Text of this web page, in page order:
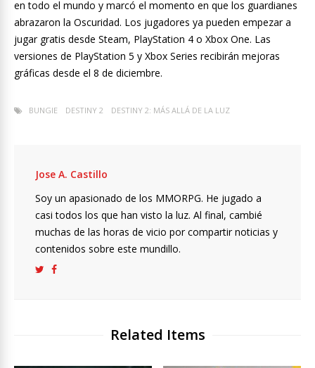
en todo el mundo y marcó el momento en que los guardianes
abrazaron la Oscuridad. Los jugadores ya pueden empezar a
jugar gratis desde Steam, PlayStation 4 o Xbox One. Las
versiones de PlayStation 5 y Xbox Series recibirán mejoras
gráficas desde el 8 de diciembre.
BUNGIE DESTINY 2 DESTINY 2: MÁS ALLÁ DE LA LUZ
Jose A. Castillo
Soy un apasionado de los MMORPG. He jugado a
casi todos los que han visto la luz. Al final, cambié
muchas de las horas de vicio por compartir noticias y
contenidos sobre este mundillo.
Related Items